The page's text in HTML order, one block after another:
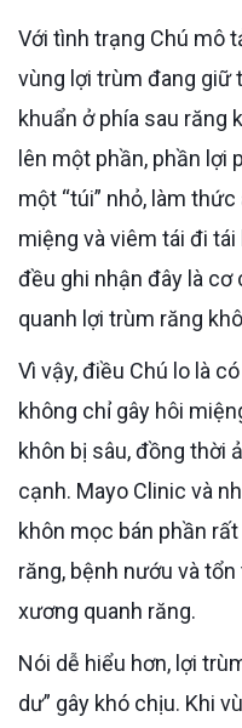
Với tình trạng Chú mô tả, khả năng cao đây đúng là
vùng lợi trùm đang giữ
khuẩn ở phía sau răng
lên một phần, phần lợi
một “túi” nhỏ, làm
miệng và viêm tái đi tái
đều ghi nhận đây là
quanh lợi trùm răng
Vì vậy, điều Chú lo là có cơ sở. Nếu để lâu, vùng này
không chỉ gây hôi
khôn bị sâu, đồng thời
cạnh. Mayo Clinic và
khôn mọc bán phần
răng, bệnh nướu và
xương quanh răng.
Nói dễ hiểu hơn, lợi trùm không phải chỉ là “miếng lợi
dư” gây khó chịu. Khi